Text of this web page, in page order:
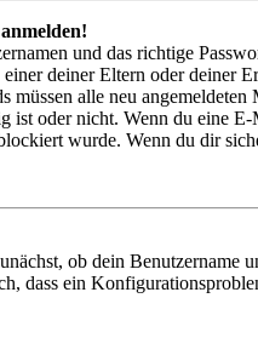
und das richtige
deiner Eltern oder
alle neu
oder nicht. Wenn du eine
wurde. Wenn du dir
ob dein Benutzername
dass ein